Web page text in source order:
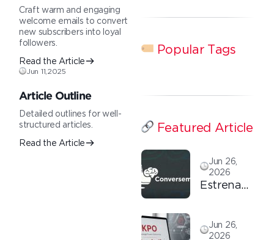
New Subscribers
Craft warm and engaging
welcome emails to convert
new subscribers into loyal
followers.
Read the Article
Jun 11,2025
Article Outline
Detailed outlines for well-
structured articles.
Read the Article
Popular Tags
Featured Article
Jun 26,
2026
Estrenamos
deJun 26,
2026